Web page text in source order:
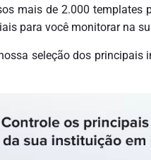
mais de 2.000
para você monitorar na
seleção dos